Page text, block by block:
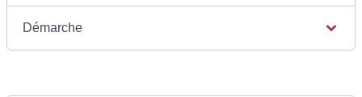
Démarche